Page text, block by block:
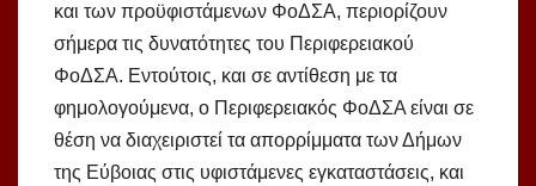
και των προϋφιστάμενων ΦοΔΣΑ, περιορίζουν
σήμερα τις δυνατότητες του Περιφερειακού
ΦοΔΣΑ. Εντούτοις, και σε αντίθεση με τα
φημολογούμενα, ο Περιφερειακός ΦοΔΣΑ είναι σε
θέση να διαχειριστεί τα απορρίμματα των Δήμων
της Εύβοιας στις υφιστάμενες εγκαταστάσεις, και